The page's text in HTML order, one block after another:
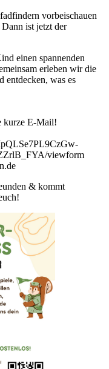
vorbeischauen
ist jetzt der
einen spannenden
erleben wir die
entdecken, was es
kurze E-Mail!
viewform
& kommt